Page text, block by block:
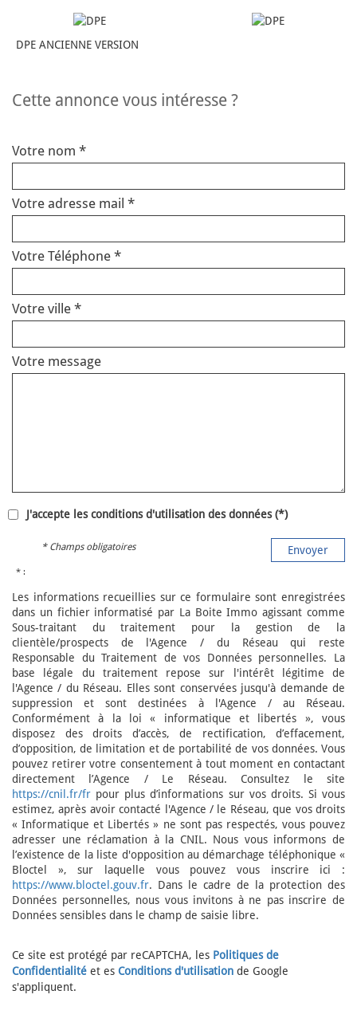
DPE ANCIENNE VERSION
cette annonce vous intéresse ?
Votre nom *
Votre adresse mail *
Votre Téléphone *
Votre ville *
Votre message
J'accepte les conditions d'utilisation des données (*)
Envoyer
* Champs obligatoires
* :
Les informations recueillies sur ce formulaire sont enregistrées
dans un fichier informatisé par La Boite Immo agissant comme
Sous-traitant du traitement pour la gestion de la
clientèle/prospects de l'Agence / du Réseau qui reste
Responsable du Traitement de vos Données personnelles. La
base légale du traitement repose sur l'intérêt légitime de
l'Agence / du Réseau. Elles sont conservées jusqu'à demande de
suppression et sont destinées à l'Agence / au Réseau.
Conformément à la loi « informatique et libertés », vous
disposez des droits d’accès, de rectification, d’effacement,
d’opposition, de limitation et de portabilité de vos données. Vous
pouvez retirer votre consentement à tout moment en contactant
directement l’Agence / Le Réseau. Consultez le site
https://cnil.fr/fr pour plus d’informations sur vos droits. Si vous
estimez, après avoir contacté l'Agence / le Réseau, que vos droits
« Informatique et Libertés » ne sont pas respectés, vous pouvez
adresser une réclamation à la CNIL. Nous vous informons de
l’existence de la liste d'opposition au démarchage téléphonique «
Bloctel », sur laquelle vous pouvez vous inscrire ici :
https://www.bloctel.gouv.fr. Dans le cadre de la protection des
Données personnelles, nous vous invitons à ne pas inscrire de
Données sensibles dans le champ de saisie libre.
Ce site est protégé par reCAPTCHA, les Politiques de
Confidentialité et es Conditions d'utilisation de Google
s'appliquent.